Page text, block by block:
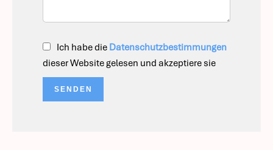
Ich habe die Datenschutzbestimmungen
dieser Website gelesen und akzeptiere sie
SENDEN